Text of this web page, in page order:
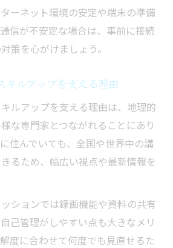
ーネット環境の安定や端末の準備
信が不安定な場合は、事前に接続
策を心がけましょう。
キルアップを支える理由
ルアップを支える理由は、地理的
な専門家とつながれることにあり
住んでいても、全国や世界中の講
るため、幅広い視点や最新情報を
ションでは録画機能や資料の共有
己管理がしやすい点も大きなメリ
度に合わせて何度でも見直せるた